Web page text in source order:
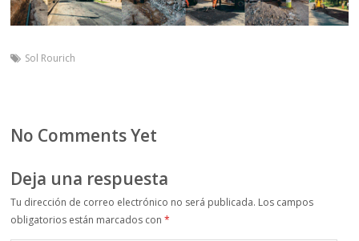
Sol Rourich
No Comments Yet
Deja una respuesta
Tu dirección de correo electrónico no será publicada. Los campos
obligatorios están marcados con*